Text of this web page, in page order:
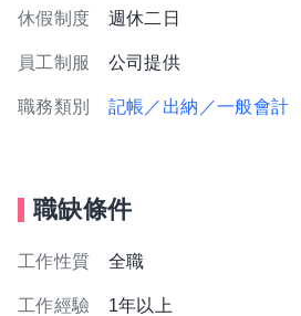
休假制度 週休二日
員工制服 公司提供
職務類別 記帳／出納／一般會計
職缺條件
工作性質 全職
工作經驗 1年以上